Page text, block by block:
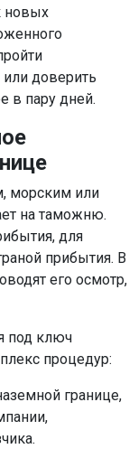
новых
или доверить
в пару дней.
морским или
на таможню.
для
прибытия. В
его осмотр,
под ключ
процедур:
границе,